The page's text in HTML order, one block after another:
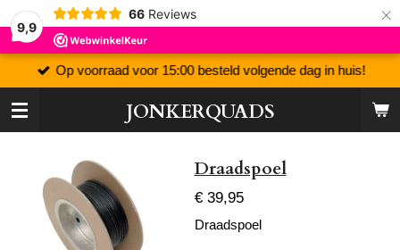
9,9
66 Reviews ×
JONKERQUADS
Op voorraad voor 15:00 besteld volgende dag in huis!
Draadspoel
€ 39,95
Draadspoel